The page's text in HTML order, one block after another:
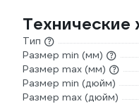
Технические
Тип
Размер min (мм)
Размер max (мм)
Размер min (дюйм)
Размер max (дюйм)